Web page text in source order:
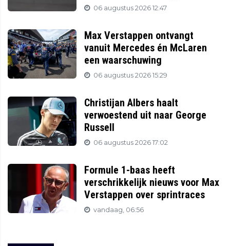
06 augustus 2026 12:47
Max Verstappen ontvangt
vanuit Mercedes én McLaren
een waarschuwing
06 augustus 2026 15:29
Christijan Albers haalt
verwoestend uit naar George
Russell
06 augustus 2026 17:02
Formule 1-baas heeft
verschrikkelijk nieuws voor Max
Verstappen over sprintraces
vandaag, 06:56